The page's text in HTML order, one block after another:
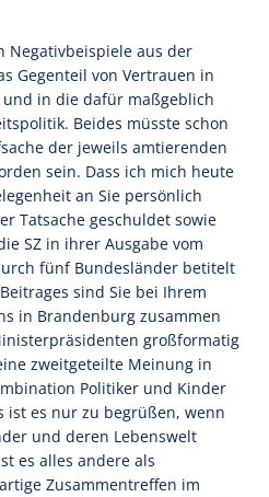
Negativbeispiele aus der
Gegenteil von Vertrauen in
in die dafür maßgeblich
Beides müsste schon
der jeweils amtierenden
sein. Dass ich mich heute
an Sie persönlich
Tatsache geschuldet sowie
SZ in ihrer Ausgabe vom
fünf Bundesländer betitelt
sind Sie bei Ihrem
in Brandenburg zusammen
großformatig
zweitgeteilte Meinung in
Politiker und Kinder
ist es nur zu begrüßen, wenn
und deren Lebenswelt
es alles andere als
Zusammentreffen im